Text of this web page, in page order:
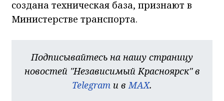
создана техническая база, признают в
Министерстве транспорта.
Подписывайтесь на нашу страницу
новостей "Независимый Красноярск" в
Telegram и в MAX.